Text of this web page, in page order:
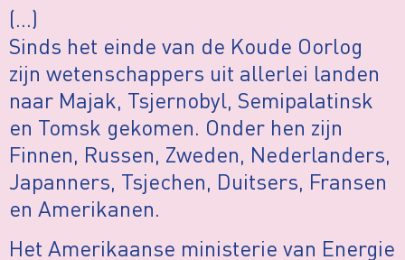
(…)
Sinds het einde van de Koude Oorlog
zijn wetenschappers uit allerlei landen
naar Majak, Tsjernobyl, Semipalatinsk
en Tomsk gekomen. Onder hen zijn
Finnen, Russen, Zweden, Nederlanders,
Japanners, Tsjechen, Duitsers, Fransen
en Amerikanen.
Het Amerikaanse ministerie van Energie